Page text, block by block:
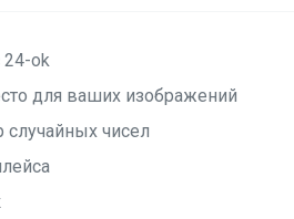
24-ok
для ваших изображений
чисел